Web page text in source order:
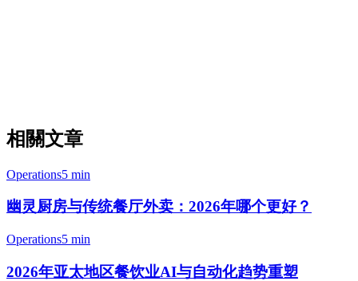
相關文章
Operations5 min
幽灵厨房与传统餐厅外卖：2026年哪个更好？
Operations5 min
2026年亚太地区餐饮业AI与自动化趋势重塑